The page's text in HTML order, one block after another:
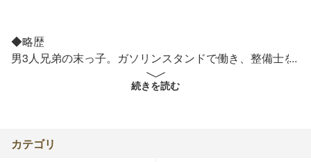
◆略歴
男3人兄弟の末っ子。ガソリンスタンドで働き、整備士を
目指して工業高校に通うなど元々芸能界には興味がなかっ
たが、母親に勧められ『De☆View』の誌内からスターダ
ンのオーディションを見つけて応募し、事務所に入所す
続きを読む
カテゴリ